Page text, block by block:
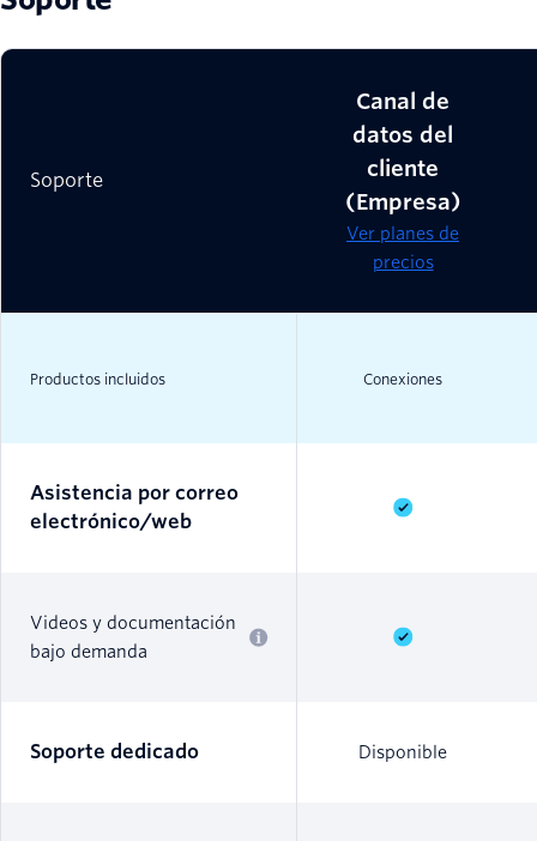
Soporte
Canal de
datos del
cliente
(Empresa)
Ver planes de
precios
Productos incluidos Conexiones
Asistencia por correo
electrónico/web
Videos y documentación
bajo demanda
Soporte dedicado Disponible